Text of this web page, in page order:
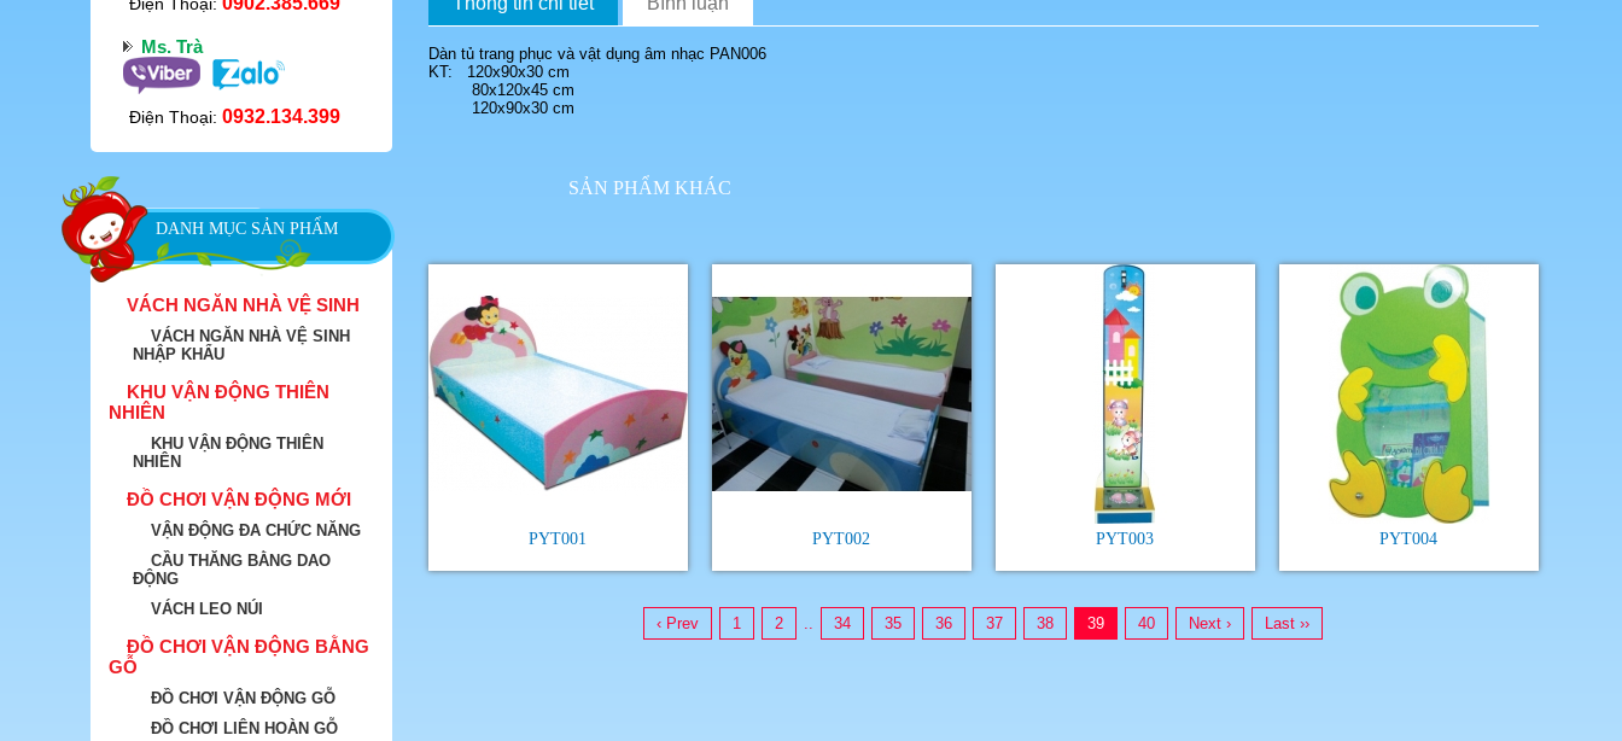
Ms. Trà
Điện Thoại: 0932.134.399
DANH MỤC SẢN PHẨM
VÁCH NGĂN NHÀ VỆ SINH
VÁCH NGĂN NHÀ VỆ SINH
NHẬP KHẨU
KHU VẬN ĐỘNG THIÊN
NHIÊN
KHU VẬN ĐỘNG THIÊN
NHIÊN
ĐỒ CHƠI VẬN ĐỘNG MỚI
VẬN ĐỘNG ĐA CHỨC NĂNG
CẦU THĂNG BẰNG DAO
ĐỘNG
VÁCH LEO NÚI
ĐỒ CHƠI VẬN ĐỘNG BẰNG
GỖ
ĐỒ CHƠI VẬN ĐỘNG GỖ
ĐỒ CHƠI LIÊN HOÀN GỖ
Dàn tủ trang phục và vật dụng âm nhạc PAN006
KT: 120x90x30 cm
80x120x45 cm
120x90x30 cm
SẢN PHẨM KHÁC
PYT001 PYT002 PYT003 PYT004
‹ Prev 1 2 .. 34 35 36 37 38 39 40 Next › Last ››